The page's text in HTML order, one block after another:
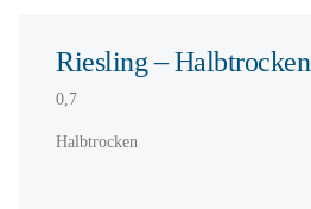
Riesling – Halbtrocken
0,7
Halbtrocken